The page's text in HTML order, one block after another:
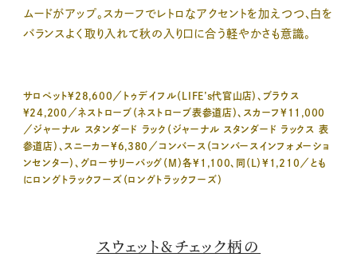
ムードがアップ。スカーフでレトロなアクセントを加えつつ、白を
バランスよく取り入れて秋の入り口に合う軽やかさも意識。
サロペット¥28,600／トゥデイフル（LIFE’s代官山店）、ブラウス
¥24,200／ネストローブ（ネストローブ表参道店）、スカーフ¥11,000
／ジャーナル スタンダード ラック（ジャーナル スタンダード ラックス 表
参道店）、スニーカー¥6,380／コンバース（コンバースインフォメーショ
ンセンター）、グローサリーバッグ（M）各¥1,100、同（L）¥1,210／とも
にロングトラックフーズ（ロングトラックフーズ）
スウェット&チェック柄の